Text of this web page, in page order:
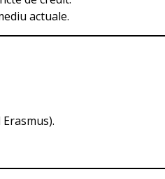
actuale.